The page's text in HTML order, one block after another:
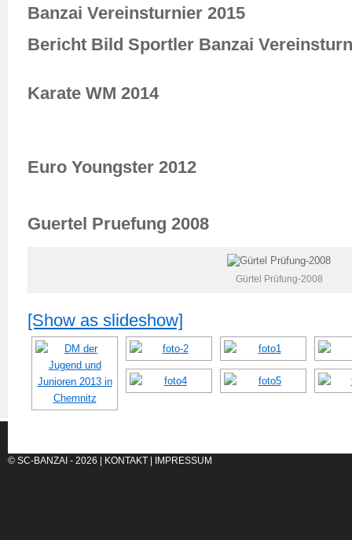
Banzai Vereinsturnier 2015
Bericht Bild Sportler Banzai
Karate WM 2014
Euro Youngster 2012
Guertel Pruefung 2008
Gürtel Prüfung-2008
[Show as slideshow]
© SC-BANZAI - 2026 | KONTAKT IMPRESSUM